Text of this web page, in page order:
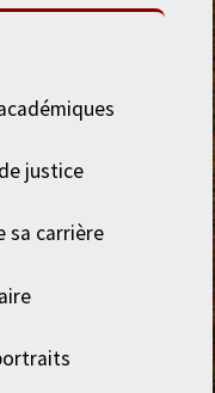
justice
sa carrière